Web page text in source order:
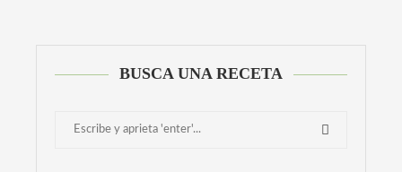
BUSCA UNA RECETA